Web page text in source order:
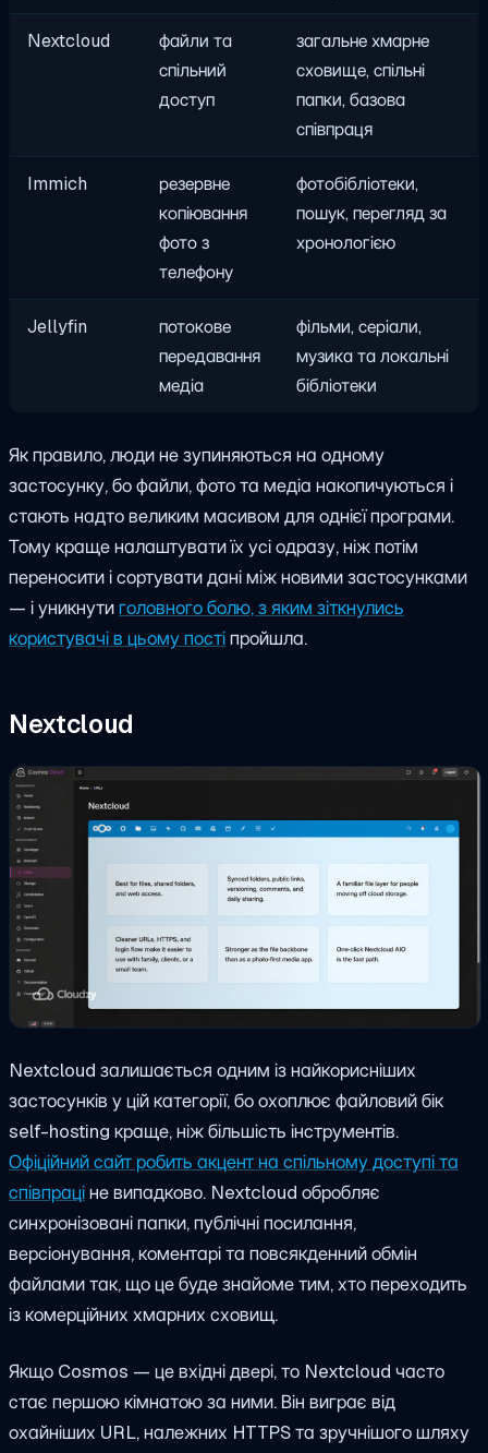
Nextcloud
файли та
спільний
доступ
загальне хмарне
сховище, спільні
папки, базова
співпраця
Immich
резервне
копіювання
фото з
телефону
фотобібліотеки,
пошук, перегляд за
хронологією
Jellyfin
потокове
передавання
медіа
фільми, серіали,
музика та локальні
бібліотеки
Як правило, люди не зупиняються на одному
застосунку, бо файли, фото та медіа накопичуються і
стають надто великим масивом для однієї програми.
Тому краще налаштувати їх усі одразу, ніж потім
переносити і сортувати дані між новими застосунками
— і уникнутиголовного болю, з яким зіткнулись
користувачі в цьому постіпройшла.
Nextcloud
Nextcloud залишається одним із найкорисніших
застосунків у цій категорії, бо охоплює файловий бік
self-hosting краще, ніж більшість інструментів.
Офіційний сайт робить акцент на спільному доступі та
співпраціне випадково. Nextcloud обробляє
синхронізовані папки, публічні посилання,
версіонування, коментарі та повсякденний обмін
файлами так, що це буде знайоме тим, хто переходить
із комерційних хмарних сховищ.
Якщо Cosmos — це вхідні двері, то Nextcloud часто
стає першою кімнатою за ними. Він виграє від
охайніших URL, належних HTTPS та зручнішого шляху